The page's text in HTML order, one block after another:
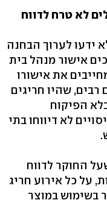
לא טרח לדווח
ידעו לערוך הבחנה
אישור מנהל בית
את אישורו
רבים, שהיו חריגים
הפיקוח
לא דיווחו בתי
החוקר לדווח
על כל אירוע חריג
בשימוש במוצר